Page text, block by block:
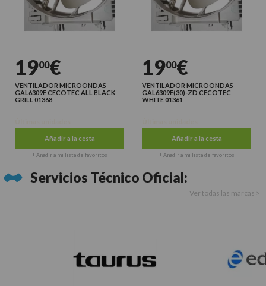
1900€
VENTILADOR MICROONDAS
GAL6309E CECOTEC ALL BLACK
GRILL 01368
Añadir a la cesta
+ Añadir a mi lista de favoritos
1900€
VENTILADOR MICROONDAS
GAL6309E(30)-ZD CECOTEC
WHITE 01361
Añadir a la cesta
+ Añadir a mi lista de favoritos
Servicios Técnico Oficial:
Ver todas las marcas >